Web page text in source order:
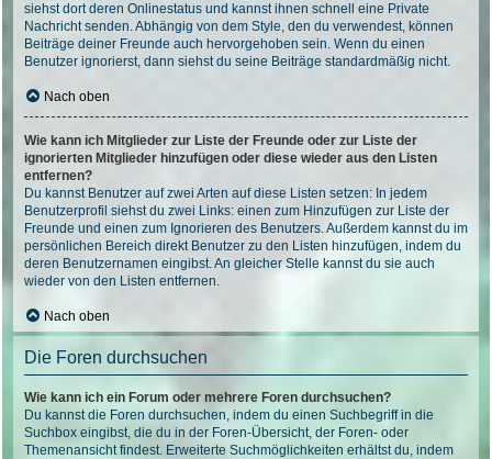
siehst dort deren Onlinestatus und kannst ihnen schnell eine Private
Nachricht senden. Abhängig von dem Style, den du verwendest, können
Beiträge deiner Freunde auch hervorgehoben sein. Wenn du einen
Benutzer ignorierst, dann siehst du seine Beiträge standardmäßig nicht.
Nach oben
Wie kann ich Mitglieder zur Liste der Freunde oder zur Liste der
ignorierten Mitglieder hinzufügen oder diese wieder aus den Listen
entfernen?
Du kannst Benutzer auf zwei Arten auf diese Listen setzen: In jedem
Benutzerprofil siehst du zwei Links: einen zum Hinzufügen zur Liste der
Freunde und einen zum Ignorieren des Benutzers. Außerdem kannst du im
persönlichen Bereich direkt Benutzer zu den Listen hinzufügen, indem du
deren Benutzernamen eingibst. An gleicher Stelle kannst du sie auch
wieder von den Listen entfernen.
Nach oben
Die Foren durchsuchen
Wie kann ich ein Forum oder mehrere Foren durchsuchen?
Du kannst die Foren durchsuchen, indem du einen Suchbegriff in die
Suchbox eingibst, die du in der Foren-Übersicht, der Foren- oder
Themenansicht findest. Erweiterte Suchmöglichkeiten erhältst du, indem